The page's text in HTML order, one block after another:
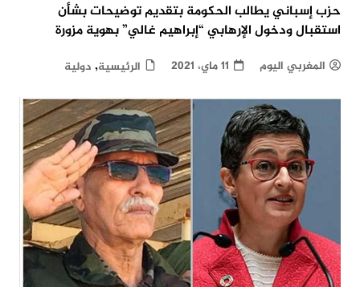
حزب إسباني يطالب الحكومة بتقديم توضيحات بشأن
استقبال ودخول الإرهابي “إبراهيم غالي” بهوية مزورة
المغربي اليوم 11 ماي، 2021 الرئيسية, دولية